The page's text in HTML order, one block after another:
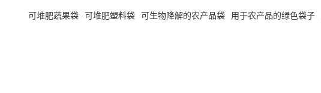
可堆肥蔬果袋 可堆肥塑料袋 可生物降解的农产品袋 用于农产品的绿色袋子